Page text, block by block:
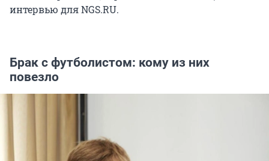
интервью для NGS.RU.
Брак с футболистом: кому из них
повезло